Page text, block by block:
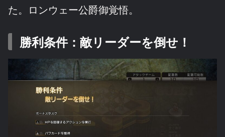
た。ロンウェー公爵御覚悟。
勝利条件：敵リーダーを倒せ！